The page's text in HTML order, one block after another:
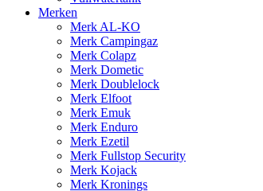
Merken
Merk AL-KO
Merk Campingaz
Merk Colapz
Merk Dometic
Merk Doublelock
Merk Elfoot
Merk Emuk
Merk Enduro
Merk Ezetil
Merk Fullstop Security
Merk Kojack
Merk Kronings